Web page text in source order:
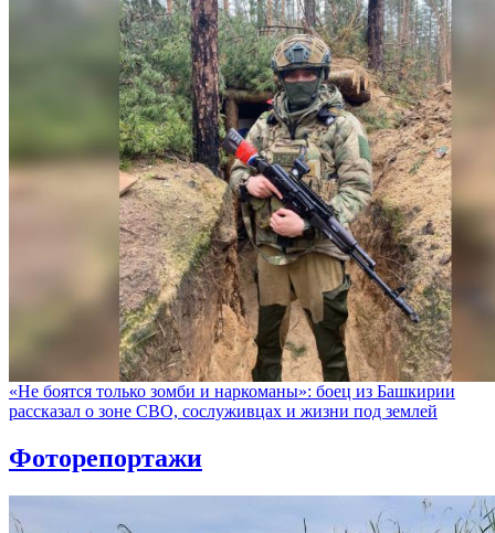
«Не боятся только зомби и наркоманы»: боец из Башкирии
рассказал о зоне СВО, сослуживцах и жизни под землей
Фоторепортажи